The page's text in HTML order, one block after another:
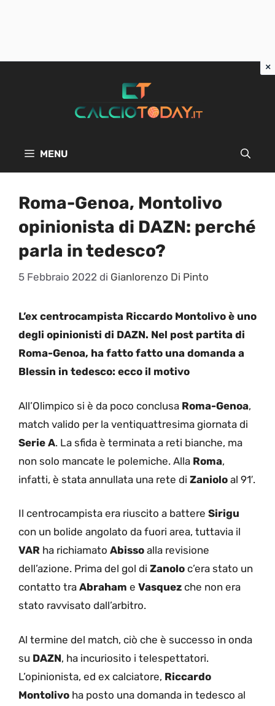
MENU
Roma-Genoa, Montolivo
opinionista di DAZN: perché
parla in tedesco?
5 Febbraio 2022 di Gianlorenzo Di Pinto
L’ex centrocampista Riccardo Montolivo è uno
degli opinionisti di DAZN. Nel post partita di
Roma-Genoa, ha fatto fatto una domanda a
Blessin in tedesco: ecco il motivo
All’Olimpico si è da poco conclusa Roma-Genoa,
match valido per la ventiquattresima giornata di
Serie A. La sfida è terminata a reti bianche, ma
non solo mancate le polemiche. Alla Roma,
infatti, è stata annullata una rete di Zaniolo al 91′.
Il centrocampista era riuscito a battere Sirigu
con un bolide angolato da fuori area, tuttavia il
VAR ha richiamato Abisso alla revisione
dell’azione. Prima del gol di Zanolo c’era stato un
contatto tra Abraham e Vasquez che non era
stato ravvisato dall’arbitro.
Al termine del match, ciò che è successo in onda
su DAZN, ha incuriosito i telespettatori.
L’opinionista, ed ex calciatore, Riccardo
Montolivo ha posto una domanda in tedesco al